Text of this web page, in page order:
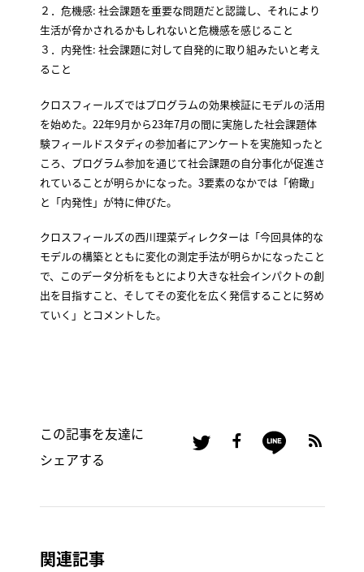
２．危機感: 社会課題を重要な問題だと認識し、それにより
生活が脅かされるかもしれないと危機感を感じること
３．内発性: 社会課題に対して自発的に取り組みたいと考え
ること
クロスフィールズではプログラムの効果検証にモデルの活用
を始めた。22年9月から23年7月の間に実施した社会課題体
験フィールドスタディの参加者にアンケートを実施知ったと
ころ、プログラム参加を通じて社会課題の自分事化が促進さ
れていることが明らかになった。3要素のなかでは「俯瞰」
と「内発性」が特に伸びた。
クロスフィールズの西川理菜ディレクターは「今回具体的な
モデルの構築とともに変化の測定手法が明らかになったこと
で、このデータ分析をもとにより大きな社会インパクトの創
出を目指すこと、そしてその変化を広く発信することに努め
ていく」とコメントした。
この記事を友達に
シェアする
関連記事